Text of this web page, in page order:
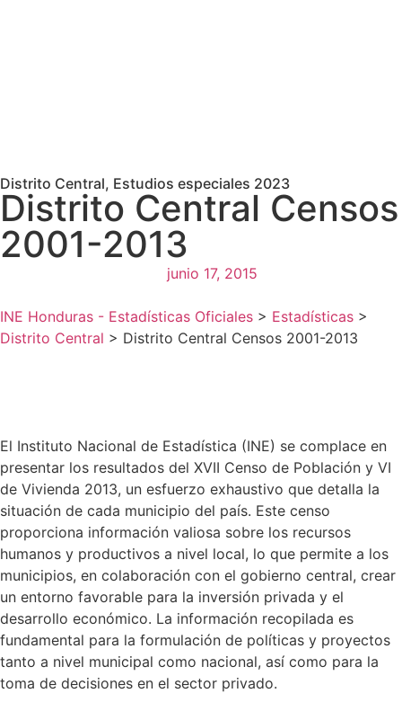
Distrito Central, Estudios especiales 2023
Distrito Central Censos
2001-2013
junio 17, 2015
INE Honduras - Estadísticas Oficiales > Estadísticas >
Distrito Central > Distrito Central Censos 2001-2013
El Instituto Nacional de Estadística (INE) se complace en
presentar los resultados del XVII Censo de Población y VI
de Vivienda 2013, un esfuerzo exhaustivo que detalla la
situación de cada municipio del país. Este censo
proporciona información valiosa sobre los recursos
humanos y productivos a nivel local, lo que permite a los
municipios, en colaboración con el gobierno central, crear
un entorno favorable para la inversión privada y el
desarrollo económico. La información recopilada es
fundamental para la formulación de políticas y proyectos
tanto a nivel municipal como nacional, así como para la
toma de decisiones en el sector privado.